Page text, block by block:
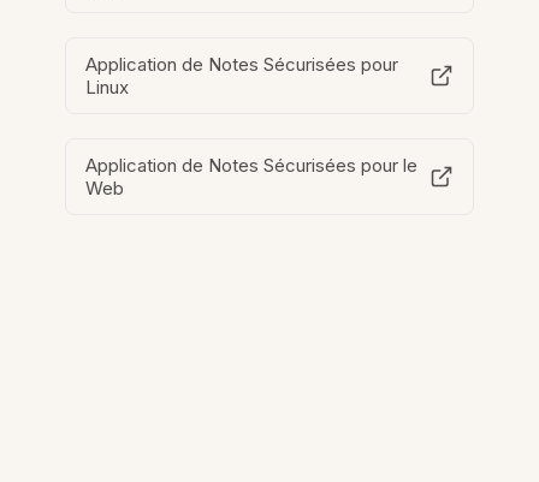
Application de Notes Sécurisées pour
Linux
Application de Notes Sécurisées pour le
Web